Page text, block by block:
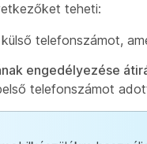
teheti:
telefonszámot,
engedélyezése
telefonszámot